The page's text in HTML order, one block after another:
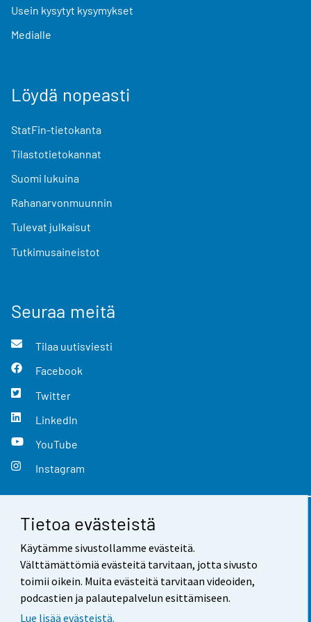
Tietoa evästeistä
Käytämme sivustollamme evästeitä.
Välttämättömiä evästeitä tarvitaan, jotta sivusto
toimii oikein. Muita evästeitä tarvitaan videoiden,
podcastien ja palautepalvelun esittämiseen.
Lue lisää evästeistä.
Usein kysytyt kysymykset
Medialle
Löydä nopeasti
StatFin-tietokanta
Tilastotietokannat
Suomi lukuina
Rahanarvonmuunnin
Tulevat julkaisut
Tutkimusaineistot
Seuraa meitä
Tilaa uutisviesti
Facebook
Twitter
LinkedIn
YouTube
Instagram
Yhteystiedot
Palaute
Käyttöehdot